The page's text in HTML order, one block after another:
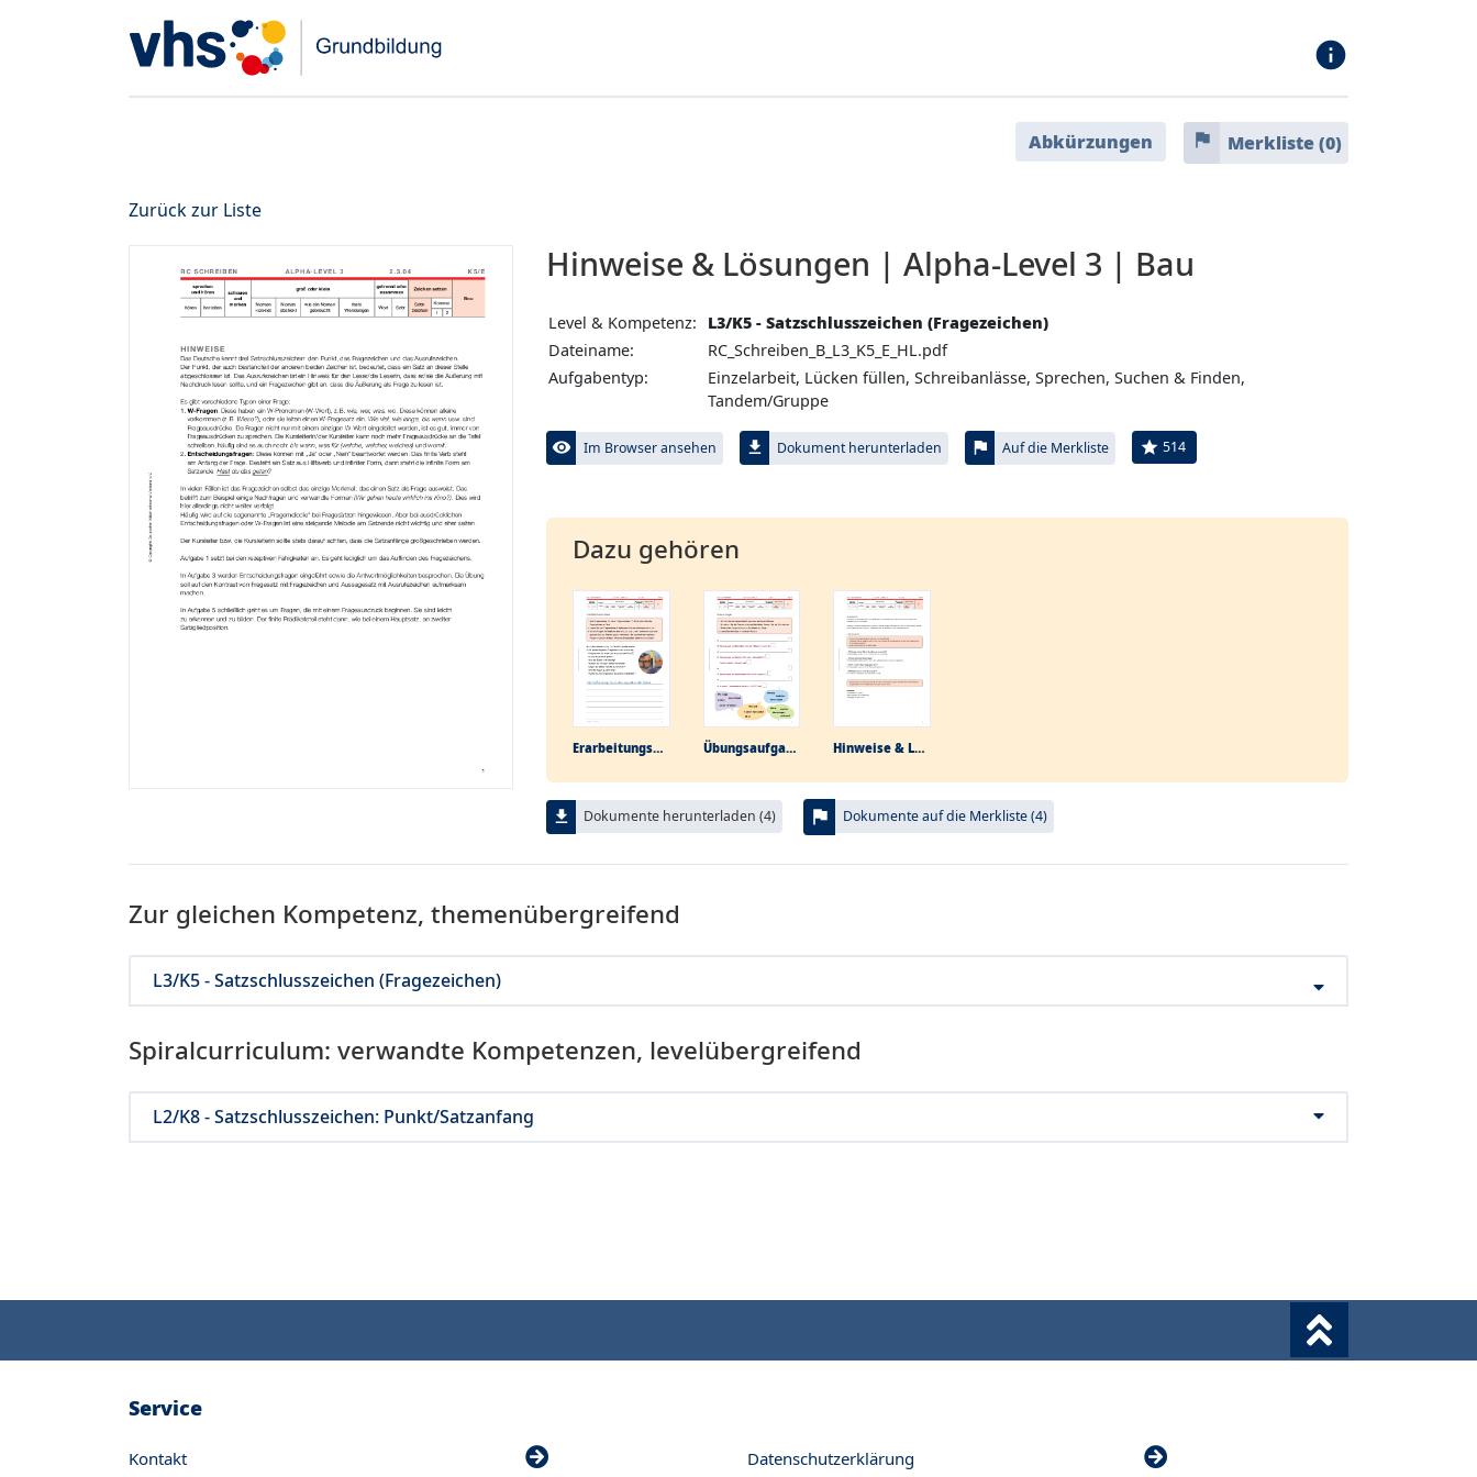
info
Abkürzungen flag Merkliste (0)
Zurück zur Liste
Hinweise & Lösungen | Alpha-Level 3 | Bau
Level & Kompetenz:
L3/K5 - Satzschlusszeichen (Fragezeichen)
Dateiname:
RC_Schreiben_B_L3_K5_E_HL.pdf
Aufgabentyp:
Einzelarbeit, Lücken füllen, Schreibanlässe, Sprechen, Suchen & Finden,
Tandem/Gruppe
visibility Im Browser ansehen file_download Dokument herunterladen flag Auf die Merkliste star 514
Dazu gehören
Erarbeitungs­aufgabe Übungs­aufgabe Hinweise & Lösungen
file_download Dokumente herunterladen (4) flag Dokumente auf die Merkliste (4)
Zur gleichen Kompetenz, themenübergreifend
L3/K5 - Satzschlusszeichen (Fragezeichen)
Spiralcurriculum: verwandte Kompetenzen, levelübergreifend
L2/K8 - Satzschlusszeichen: Punkt/Satzanfang
Service
Kontakt Datenschutzerklärung